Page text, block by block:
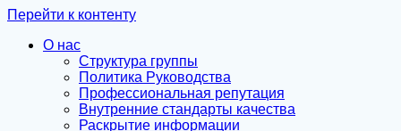
Перейти к контенту
О нас
Структура группы
Политика Руководства
Профессиональная репутация
Внутренние стандарты качества
Раскрытие информации